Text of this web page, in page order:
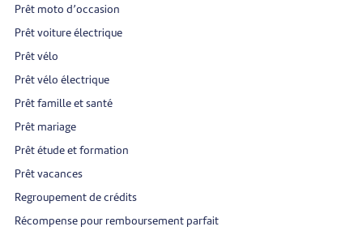
Prêt moto d’occasion
Prêt voiture électrique
Prêt vélo
Prêt vélo électrique
Prêt famille et santé
Prêt mariage
Prêt étude et formation
Prêt vacances
Regroupement de crédits
Récompense pour remboursement parfait